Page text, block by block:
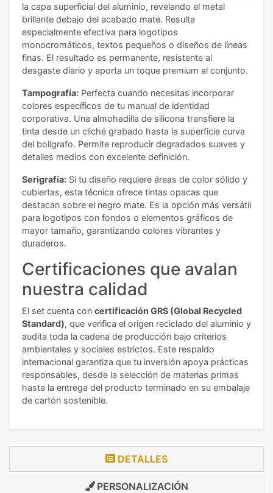
la capa superficial del aluminio, revelando el metal
brillante debajo del acabado mate. Resulta
especialmente efectiva para logotipos
monocromáticos, textos pequeños o diseños de líneas
finas. El resultado es permanente, resistente al
desgaste diario y aporta un toque premium al conjunto.
Tampografía: Perfecta cuando necesitas incorporar
colores específicos de tu manual de identidad
corporativa. Una almohadilla de silicona transfiere la
tinta desde un cliché grabado hasta la superficie curva
del bolígrafo. Permite reproducir degradados suaves y
detalles medios con excelente definición.
Serigrafía: Si tu diseño requiere áreas de color sólido y
cubiertas, esta técnica ofrece tintas opacas que
destacan sobre el negro mate. Es la opción más versátil
para logotipos con fondos o elementos gráficos de
mayor tamaño, garantizando colores vibrantes y
duraderos.
Certificaciones que avalan
nuestra calidad
El set cuenta con certificación GRS (Global Recycled
Standard), que verifica el origen reciclado del aluminio y
audita toda la cadena de producción bajo criterios
ambientales y sociales estrictos. Este respaldo
internacional garantiza que tu inversión apoya prácticas
responsables, desde la selección de materias primas
hasta la entrega del producto terminado en su embalaje
de cartón sostenible.
DETALLES
PERSONALIZACIÓN